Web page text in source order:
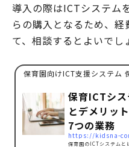
導入の際はICTシステム
らの購入となるため、
て、相談するとよいでし
保育園向けICT支援システム
保育ICTシ
とデメリッ
7つの業務
保育園のICTシステムと